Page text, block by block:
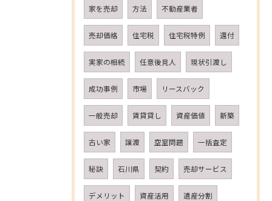
家を売却 方法 不動産業者
売却価格 住宅税 住宅税特例 還付
実家の相続 任意後見人 現状引渡し
成功事例 市場 リースバック
一般売却 賃貸貸し 資産価値 新築
古い家 譲渡 空室問題 一括査定
秘訣 石川県 契約 売却サービス
デメリット 資産活用 遺産分割